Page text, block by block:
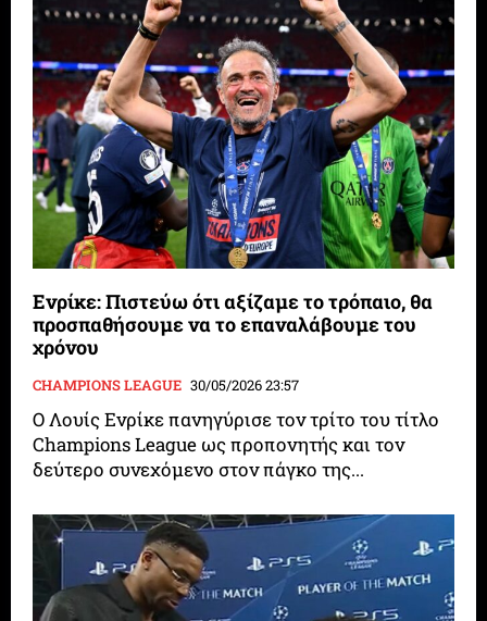
Ενρίκε: Πιστεύω ότι αξίζαμε το τρόπαιο, θα
προσπαθήσουμε να το επαναλάβουμε του
χρόνου
CHAMPIONS LEAGUE 30/05/2026 23:57
Ο Λουίς Ενρίκε πανηγύρισε τον τρίτο του τίτλο
Champions League ως προπονητής και τον
δεύτερο συνεχόμενο στον πάγκο της...